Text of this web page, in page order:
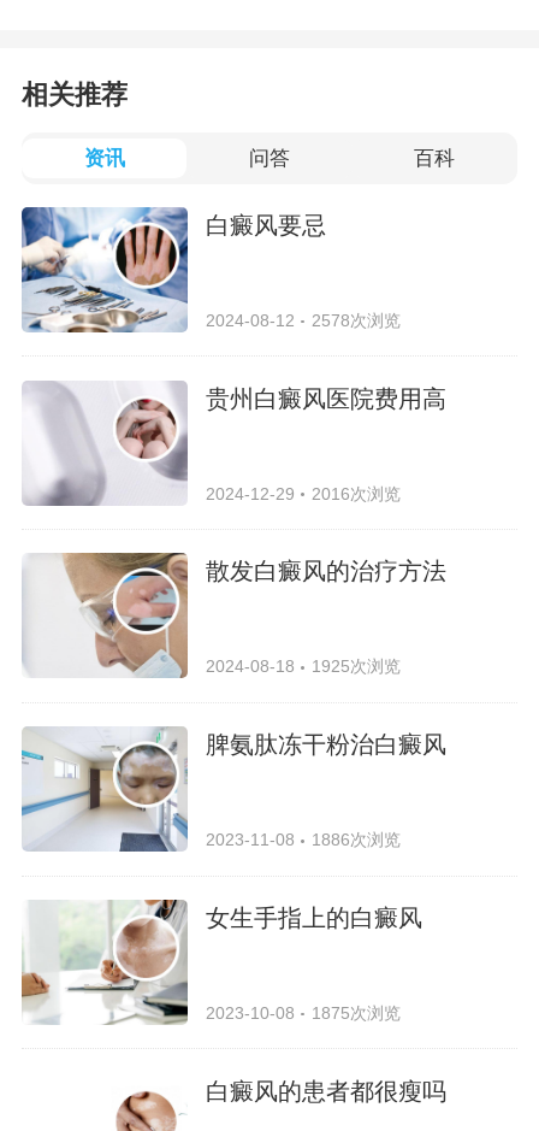
相关推荐
资讯 问答 百科
白癜风要忌
2024-08-12 2578次浏览
贵州白癜风医院费用高
2024-12-29 2016次浏览
散发白癜风的治疗方法
2024-08-18 1925次浏览
脾氨肽冻干粉治白癜风
2023-11-08 1886次浏览
女生手指上的白癜风
2023-10-08 1875次浏览
白癜风的患者都很瘦吗